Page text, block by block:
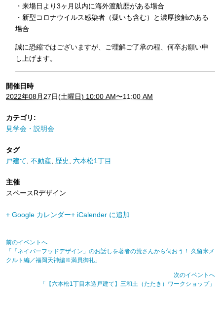
・来場日より3ヶ月以内に海外渡航歴がある場合
・新型コロナウイルス感染者（疑いも含む）と濃厚接触のある
場合
誠に恐縮ではございますが、ご理解ご了承の程、何卒お願い申
し上げます。
開催日時
2022年08月27日(土曜日) 10:00 AM〜11:00 AM
カテゴリ:
見学会・説明会
タグ
戸建て 不動産 歴史 六本松1丁目
主催
スペースRデザイン
+ Google カレンダー+ iCalender に追加
前のイベントへ
「「ネイバーフッドデザイン」のお話しを著者の荒さんから伺おう！ 久留米メ
クルト編／福岡天神編※満員御礼」
次のイベントへ
「【六本松1丁目木造戸建て】三和土（たたき）ワークショップ」